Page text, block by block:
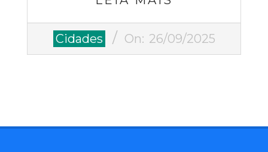
2025-
Cidades On: 26/09/2025